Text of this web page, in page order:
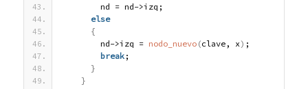
        nd = nd->izq;
else
{
        nd->izq =
nodo_nuevo (clave, x) ;
break ;
}
}